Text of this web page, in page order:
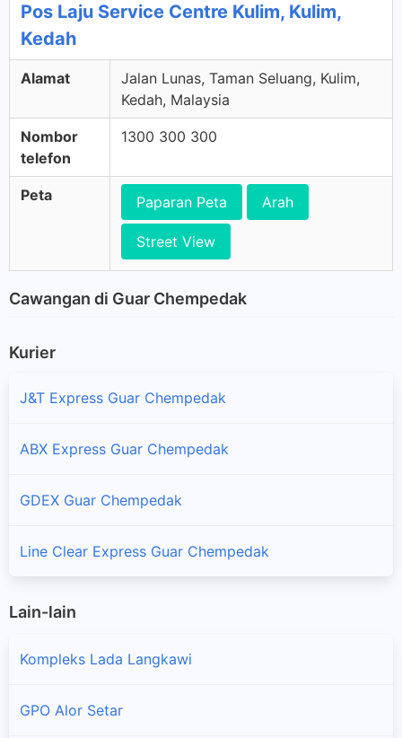
Pos Laju Service Centre Kulim, Kulim,
Kedah
Alamat
Jalan Lunas, Taman Seluang, Kulim,
Kedah, Malaysia
Nombor
telefon
1300 300 300
Peta Paparan Peta Arah
Street View
Cawangan di Guar Chempedak
Kurier
J&T Express Guar Chempedak
ABX Express Guar Chempedak
GDEX Guar Chempedak
Line Clear Express Guar Chempedak
Lain-lain
Kompleks Lada Langkawi
GPO Alor Setar